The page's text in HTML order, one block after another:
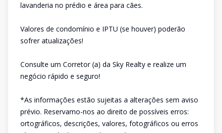
lavanderia no prédio e área para cães.
Valores de condomínio e IPTU (se houver) poderão
sofrer atualizações!
Consulte um Corretor (a) da Sky Realty e realize um
negócio rápido e seguro!
*As informações estão sujeitas a alterações sem aviso
prévio. Reservamo-nos ao direito de possíveis erros:
ortográficos, descrições, valores, fotográficos ou erros